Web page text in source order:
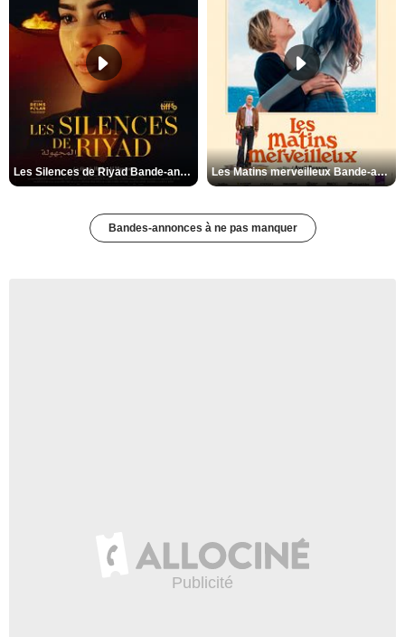
Les Silences de Riyad Bande-annonce VO STFR Les Matins merveilleux Bande-annonce VF
Bandes-annonces à ne pas manquer